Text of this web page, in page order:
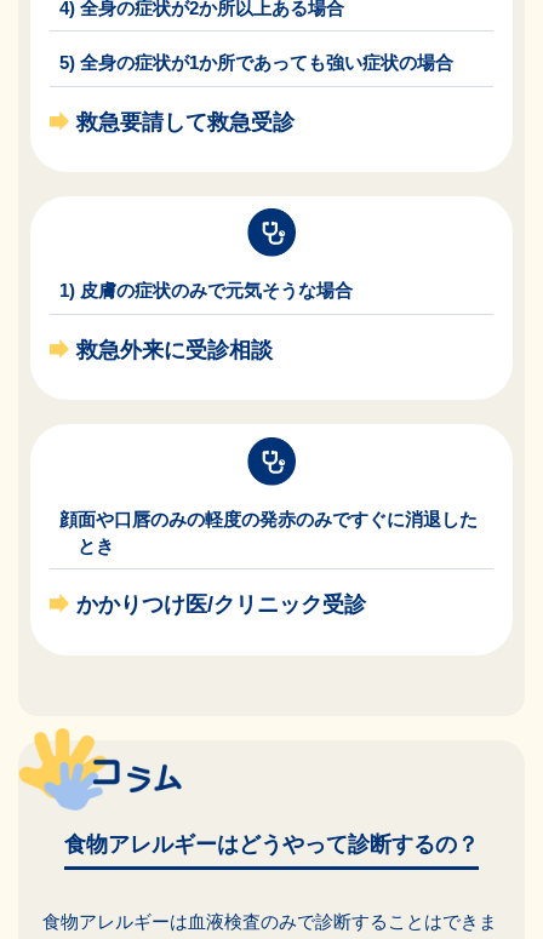
4) 全身の症状が2か所以上ある場合
5) 全身の症状が1か所であっても強い症状の場合
救急要請して救急受診
1) 皮膚の症状のみで元気そうな場合
救急外来に受診相談
顔面や口唇のみの軽度の発赤のみですぐに消退した
とき
かかりつけ医/クリニック受診
食物アレルギーはどうやって診断するの？
食物アレルギーは血液検査のみで診断することはできま